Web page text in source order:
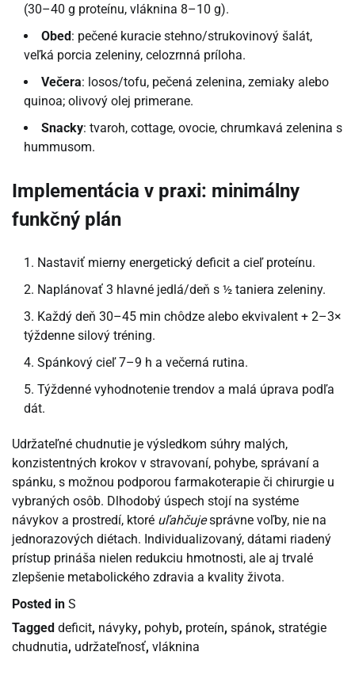
(30–40 g proteínu, vláknina 8–10 g).
Obed: pečené kuracie stehno/strukovinový šalát,
veľká porcia zeleniny, celozrnná príloha.
Večera: losos/tofu, pečená zelenina, zemiaky alebo
quinoa; olivový olej primerane.
Snacky: tvaroh, cottage, ovocie, chrumkavá zelenina s
hummusom.
Implementácia v praxi: minimálny
funkčný plán
Nastaviť mierny energetický deficit a cieľ proteínu.
Naplánovať 3 hlavné jedlá/deň s ½ taniera zeleniny.
Každý deň 30–45 min chôdze alebo ekvivalent + 2–3×
týždenne silový tréning.
Spánkový cieľ 7–9 h a večerná rutina.
Týždenné vyhodnotenie trendov a malá úprava podľa
dát.
Udržateľné chudnutie je výsledkom súhry malých,
konzistentných krokov v stravovaní, pohybe, správaní a
spánku, s možnou podporou farmakoterapie či chirurgie u
vybraných osôb. Dlhodobý úspech stojí na systéme
návykov a prostredí, ktoré uľahčujesprávne voľby, nie na
jednorazových diétach. Individualizovaný, dátami riadený
prístup prináša nielen redukciu hmotnosti, ale aj trvalé
zlepšenie metabolického zdravia a kvality života.
Posted in S
Tagged deficit, návyky, pohyb, proteín, spánok, stratégie
chudnutia, udržateľnosť, vláknina